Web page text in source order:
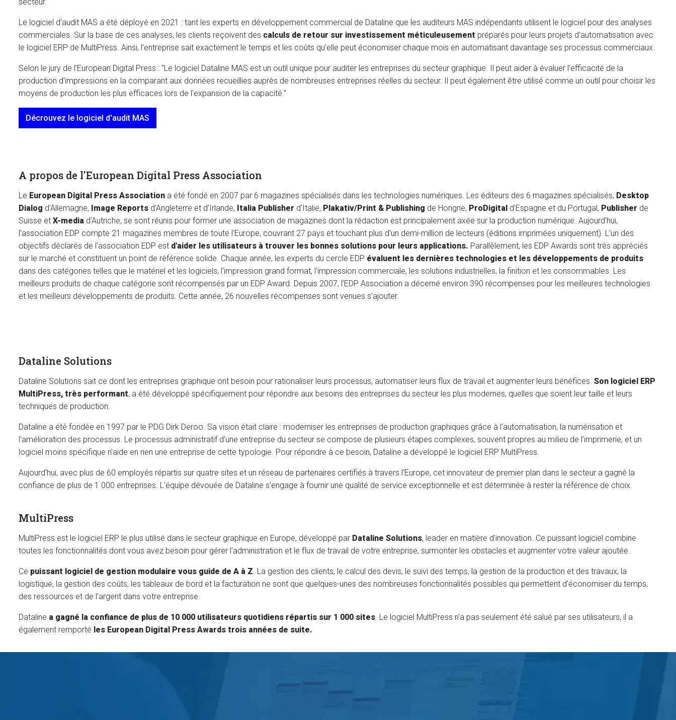
Le logiciel d'audit MAS a été déployé en 2021 : tant les experts en développement commercial de Dataline que les auditeurs MAS indépendants utilisent le logiciel pour des analyses
commerciales. Sur la base de ces analyses, les clients reçoivent des calculs de retour sur investissement méticuleusement préparés pour leurs projets d'automatisation avec
le logiciel ERP de MultiPress. Ainsi, l'entreprise sait exactement le temps et les coûts qu'elle peut économiser chaque mois en automatisant davantage ses processus commerciaux.
Selon le jury de l'European Digital Press : "Le logiciel Dataline MAS est un outil unique pour auditer les entreprises du secteur graphique. Il peut aider à évaluer l'efficacité de la
production d'impressions en la comparant aux données recueillies auprès de nombreuses entreprises réelles du secteur. Il peut également être utilisé comme un outil pour choisir les
moyens de production les plus efficaces lors de l'expansion de la capacité."
Décrouvez le logiciel d'audit MAS
A propos de l'European Digital Press Association
Le European Digital Press Association a été fondé en 2007 par 6 magazines spécialisés dans les technologies numériques. Les éditeurs des 6 magazines spécialisés, Desktop
Dialog d'Allemagne, Image Reports d'Angleterre et d'Irlande, Italia Publisher d'Italie, Plakativ/Print & Publishing de Hongrie, ProDigital d'Espagne et du Portugal, Publisher de
Suisse et X-media d'Autriche, se sont réunis pour former une association de magazines dont la rédaction est principalement axée sur la production numérique. Aujourd'hui,
l'association EDP compte 21 magazines membres de toute l'Europe, couvrant 27 pays et touchant plus d'un demi-million de lecteurs (éditions imprimées uniquement). L'un des
objectifs déclarés de l'association EDP est d'aider les utilisateurs à trouver les bonnes solutions pour leurs applications. Parallèlement, les EDP Awards sont très appréciés
sur le marché et constituent un point de référence solide. Chaque année, les experts du cercle EDP évaluent les dernières technologies et les développements de produits
dans des catégories telles que le matériel et les logiciels, l'impression grand format, l'impression commerciale, les solutions industrielles, la finition et les consommables. Les
meilleurs produits de chaque catégorie sont récompensés par un EDP Award. Depuis 2007, l’EDP Association a décerné environ 390 récompenses pour les meilleures technologies
et les meilleurs développements de produits. Cette année, 26 nouvelles récompenses sont venues s'ajouter.
Dataline Solutions
Dataline Solutions sait ce dont les entreprises graphique ont besoin pour rationaliser leurs processus, automatiser leurs flux de travail et augmenter leurs bénéfices. Son logiciel ERP
MultiPress, très performant, a été développé spécifiquement pour répondre aux besoins des entreprises du secteur les plus modernes, quelles que soient leur taille et leurs
techniques de production.
Dataline a été fondée en 1997 par le PDG Dirk Deroo. Sa vision était claire : moderniser les entreprises de production graphiques grâce à l'automatisation, la numérisation et
l'amélioration des processus. Le processus administratif d'une entreprise du secteur se compose de plusieurs étapes complexes, souvent propres au milieu de l'imprimerie, et un
logiciel moins spécifique n'aide en rien une entreprise de cette typologie. Pour répondre à ce besoin, Dataline a développé le logiciel ERP MultiPress.
Aujourd'hui, avec plus de 60 employés répartis sur quatre sites et un réseau de partenaires certifiés à travers l'Europe, cet innovateur de premier plan dans le secteur a gagné la
confiance de plus de 1 000 entreprises. L'équipe dévouée de Dataline s'engage à fournir une qualité de service exceptionnelle et est déterminée à rester la référence de choix.
MultiPress
MultiPress est le logiciel ERP le plus utilisé dans le secteur graphique en Europe, développé par Dataline Solutions, leader en matière d'innovation. Ce puissant logiciel combine
toutes les fonctionnalités dont vous avez besoin pour gérer l'administration et le flux de travail de votre entreprise, surmonter les obstacles et augmenter votre valeur ajoutée.
Ce puissant logiciel de gestion modulaire vous guide de A à Z. La gestion des clients, le calcul des devis, le suivi des temps, la gestion de la production et des travaux, la
logistique, la gestion des coûts, les tableaux de bord et la facturation ne sont que quelques-unes des nombreuses fonctionnalités possibles qui permettent d'économiser du temps,
des ressources et de l'argent dans votre entreprise.
Dataline a gagné la confiance de plus de 10 000 utilisateurs quotidiens répartis sur 1 000 sites. Le logiciel MultiPress n'a pas seulement été salué par ses utilisateurs, il a
également remporté les European Digital Press Awards trois années de suite.